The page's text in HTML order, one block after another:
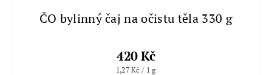
ČO bylinný čaj na očistu těla 330 g
420 Kč
1,27 Kč / 1 g